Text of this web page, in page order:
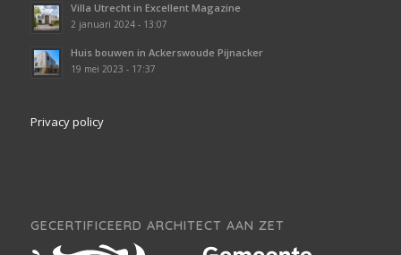
Villa Utrecht in Excellent Magazine
2 januari 2024 - 13:07
Huis bouwen in Ackerswoude Pijnacker
19 mei 2023 - 17:37
Privacy policy
GECERTIFICEERD ARCHITECT AAN ZET